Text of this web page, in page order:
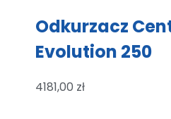
Odkurzacz
Evolution 250
4181,00 zł